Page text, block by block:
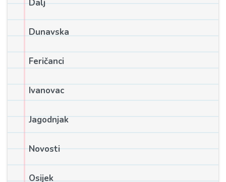
Dalj
Dunavska
Feričanci
Ivanovac
Jagodnjak
Novosti
Osijek